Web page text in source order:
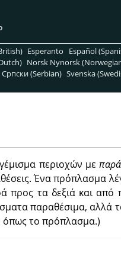
Esperanto Español
Norsk Nynorsk
Српски (Serbian) Svenska
περιοχών με
Ένα πρόπλασμα
προς τα δεξιά και
παραθέσιμα, αλλά
όπως το πρόπλασμα.)